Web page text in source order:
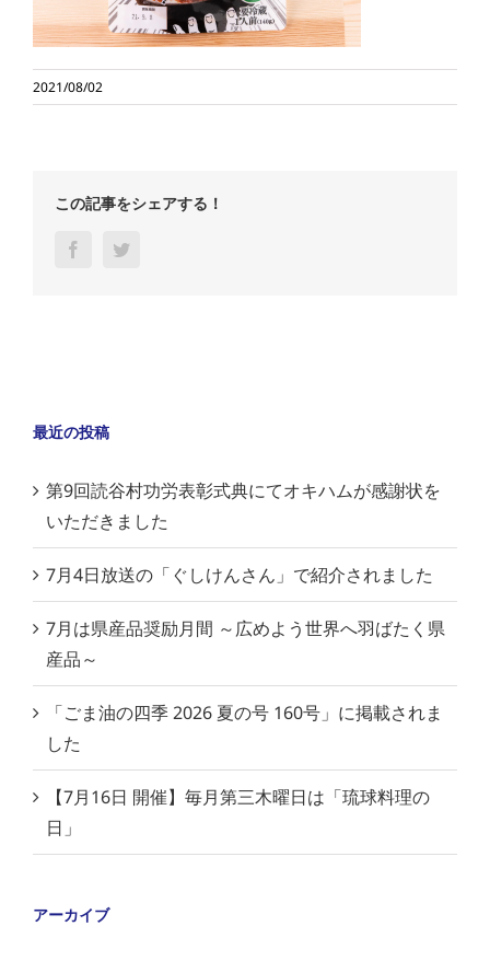
2021/08/02
この記事をシェアする！
Facebook
最近の投稿
第9回読谷村功労表彰式典にてオキハムが感謝状を
いただきました
7月4日放送の「ぐしけんさん」で紹介されました
7月は県産品奨励月間 ～広めよう世界へ羽ばたく県
産品～
「ごま油の四季 2026 夏の号 160号」に掲載されま
した
【7月16日 開催】毎月第三木曜日は「琉球料理の
日」
アーカイブ